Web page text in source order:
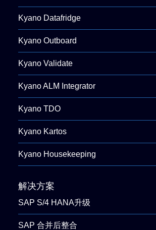
Kyano Datafridge
Kyano Outboard
Kyano Validate
Kyano ALM Integrator
Kyano TDO
Kyano Kartos
Kyano Housekeeping
解决方案
SAP S/4 HANA升级
SAP 合并后整合